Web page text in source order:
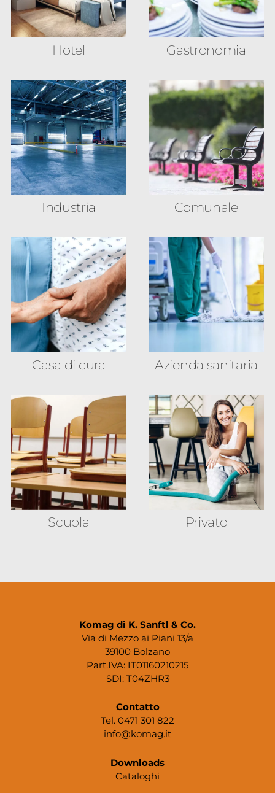
Hotel Gastronomia
Industria Comunale
Casa di cura Azienda sanitaria
Scuola Privato
Komag di K. Sanftl & Co.
Via di Mezzo ai Piani 13/a
39100 Bolzano
Part.IVA: IT01160210215
SDI: T04ZHR3
Contatto
Tel. 0471 301 822
info@komag.it
Downloads
Cataloghi